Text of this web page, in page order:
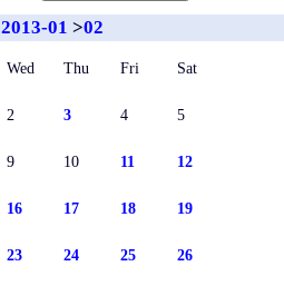
2013-01 >02
Wed Thu Fri Sat
2 3 4 5
9 10 11 12
16 17 18 19
23 24 25 26